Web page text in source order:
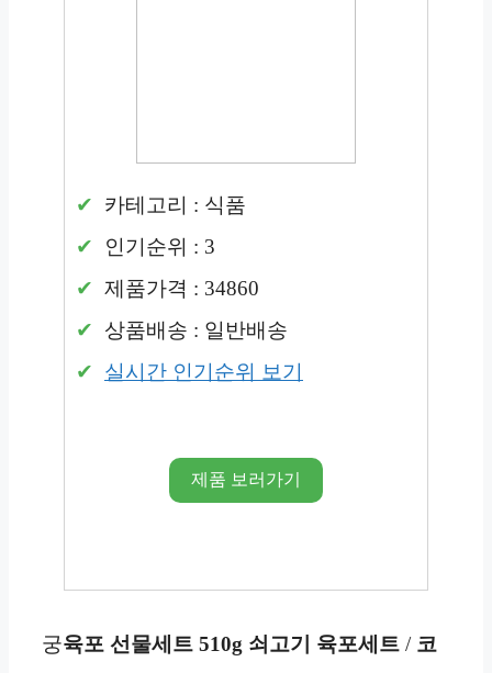
카테고리 : 식품
인기순위 : 3
제품가격 : 34860
상품배송 : 일반배송
실시간 인기순위 보기
제품 보러가기
궁육포 선물세트 510g 쇠고기 육포세트 / 코